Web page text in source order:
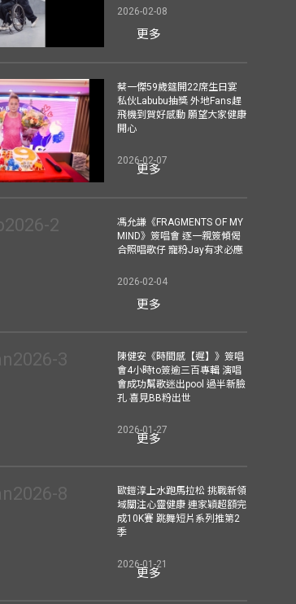
2026-02-08
更多
蔡一傑59歲筵開22席生日宴
私伙Labubu抽獎 外地Fans趕
飛機到賀好感動 願望大家健康
開心
2026-02-07
更多
馮允謙《FRAGMENTS OF MY
MIND》簽唱會 逐一親簽傾偈
合照唱歌仔 寵粉Jay有求必應
2026-02-04
更多
陳健安《時間感【遲】》簽唱
會4小時to簽逾三百專輯 演唱
會成功幫歌迷出pool 過半新臉
孔 喜見BB粉出世
2026-01-27
更多
歐鎧淳上水跑馬拉松 挑戰新領
域關注心靈健康 連家穎超額完
成10K賽 跳舞短片系列推第2
季
2026-01-21
更多